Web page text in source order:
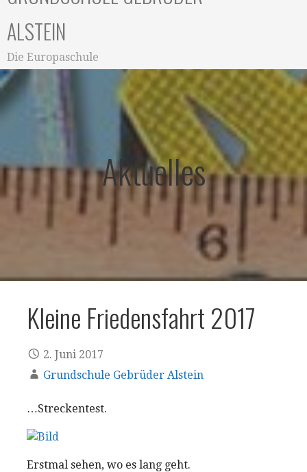
ALSTEIN
Die Europaschule
Aktuelles
Kleine Friedensfahrt 2017
2. Juni 2017
Grundschule Gebrüder Alstein
…Streckentest.
Erstmal sehen, wo es lang geht.